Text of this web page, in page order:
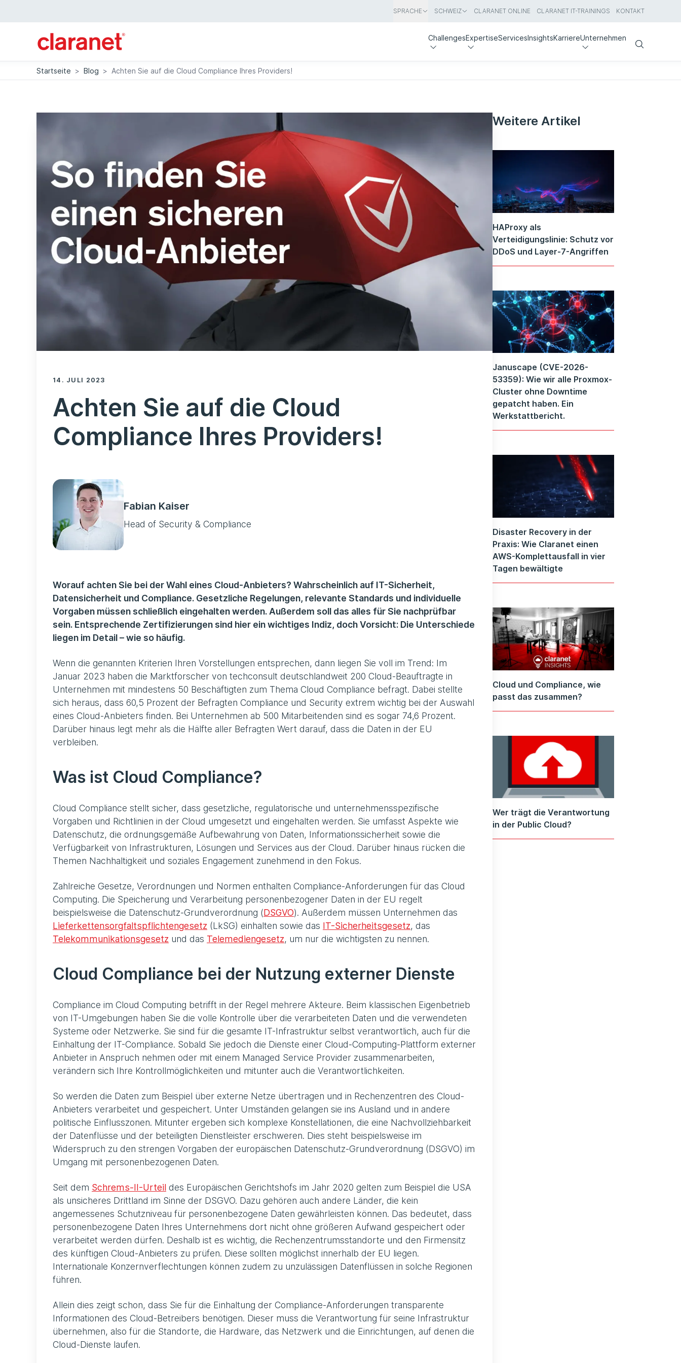
SPRACHE SCHWEIZ CLARANET ONLINE CLARANET IT-TRAININGS KONTAKT
ChallengesExpertiseServicesInsightsKarriereUnternehmen
Search
Startseite > Blog > Achten Sie auf die Cloud Compliance Ihres Providers!
14. JULI 2023
Achten Sie auf die Cloud
Compliance Ihres Providers!
Fabian Kaiser
Head of Security & Compliance
Worauf achten Sie bei der Wahl eines Cloud-Anbieters? Wahrscheinlich auf IT-Sicherheit,
Datensicherheit und Compliance. Gesetzliche Regelungen, relevante Standards und individuelle
Vorgaben müssen schließlich eingehalten werden. Außerdem soll das alles für Sie nachprüfbar
sein. Entsprechende Zertifizierungen sind hier ein wichtiges Indiz, doch Vorsicht: Die Unterschiede
liegen im Detail – wie so häufig.
Wenn die genannten Kriterien Ihren Vorstellungen entsprechen, dann liegen Sie voll im Trend: Im
Januar 2023 haben die Marktforscher von techconsult deutschlandweit 200 Cloud-Beauftragte in
Unternehmen mit mindestens 50 Beschäftigten zum Thema Cloud Compliance befragt. Dabei stellte
sich heraus, dass 60,5 Prozent der Befragten Compliance und Security extrem wichtig bei der Auswahl
eines Cloud-Anbieters finden. Bei Unternehmen ab 500 Mitarbeitenden sind es sogar 74,6 Prozent.
Darüber hinaus legt mehr als die Hälfte aller Befragten Wert darauf, dass die Daten in der EU
verbleiben.
Was ist Cloud Compliance?
Cloud Compliance stellt sicher, dass gesetzliche, regulatorische und unternehmensspezifische
Vorgaben und Richtlinien in der Cloud umgesetzt und eingehalten werden. Sie umfasst Aspekte wie
Datenschutz, die ordnungsgemäße Aufbewahrung von Daten, Informationssicherheit sowie die
Verfügbarkeit von Infrastrukturen, Lösungen und Services aus der Cloud. Darüber hinaus rücken die
Themen Nachhaltigkeit und soziales Engagement zunehmend in den Fokus.
Zahlreiche Gesetze, Verordnungen und Normen enthalten Compliance-Anforderungen für das Cloud
Computing. Die Speicherung und Verarbeitung personenbezogener Daten in der EU regelt
beispielsweise die Datenschutz-Grundverordnung (DSGVO). Außerdem müssen Unternehmen das
Lieferkettensorgfaltspflichtengesetz (LkSG) einhalten sowie das IT-Sicherheitsgesetz, das
Telekommunikationsgesetz und das Telemediengesetz, um nur die wichtigsten zu nennen.
Cloud Compliance bei der Nutzung externer Dienste
Compliance im Cloud Computing betrifft in der Regel mehrere Akteure. Beim klassischen Eigenbetrieb
von IT-Umgebungen haben Sie die volle Kontrolle über die verarbeiteten Daten und die verwendeten
Systeme oder Netzwerke. Sie sind für die gesamte IT-Infrastruktur selbst verantwortlich, auch für die
Einhaltung der IT-Compliance. Sobald Sie jedoch die Dienste einer Cloud-Computing-Plattform externer
Anbieter in Anspruch nehmen oder mit einem Managed Service Provider zusammenarbeiten,
verändern sich Ihre Kontrollmöglichkeiten und mitunter auch die Verantwortlichkeiten.
So werden die Daten zum Beispiel über externe Netze übertragen und in Rechenzentren des Cloud-
Anbieters verarbeitet und gespeichert. Unter Umständen gelangen sie ins Ausland und in andere
politische Einflusszonen. Mitunter ergeben sich komplexe Konstellationen, die eine Nachvollziehbarkeit
der Datenflüsse und der beteiligten Dienstleister erschweren. Dies steht beispielsweise im
Widerspruch zu den strengen Vorgaben der europäischen Datenschutz-Grundverordnung (DSGVO) im
Umgang mit personenbezogenen Daten.
Seit dem Schrems-II-Urteil des Europäischen Gerichtshofs im Jahr 2020 gelten zum Beispiel die USA
als unsicheres Drittland im Sinne der DSGVO. Dazu gehören auch andere Länder, die kein
angemessenes Schutzniveau für personenbezogene Daten gewährleisten können. Das bedeutet, dass
personenbezogene Daten Ihres Unternehmens dort nicht ohne größeren Aufwand gespeichert oder
verarbeitet werden dürfen. Deshalb ist es wichtig, die Rechenzentrumsstandorte und den Firmensitz
des künftigen Cloud-Anbieters zu prüfen. Diese sollten möglichst innerhalb der EU liegen.
Internationale Konzernverflechtungen können zudem zu unzulässigen Datenflüssen in solche Regionen
führen.
Allein dies zeigt schon, dass Sie für die Einhaltung der Compliance-Anforderungen transparente
Informationen des Cloud-Betreibers benötigen. Dieser muss die Verantwortung für seine Infrastruktur
übernehmen, also für die Standorte, die Hardware, das Netzwerk und die Einrichtungen, auf denen die
Cloud-Dienste laufen.
Weitere Artikel
HAProxy als
Verteidigungslinie: Schutz vor
DDoS und Layer-7-Angriffen
Januscape (CVE-2026-
53359): Wie wir alle Proxmox-
Cluster ohne Downtime
gepatcht haben. Ein
Werkstattbericht.
Disaster Recovery in der
Praxis: Wie Claranet einen
AWS-Komplettausfall in vier
Tagen bewältigte
Cloud und Compliance, wie
passt das zusammen?
Wer trägt die Verantwortung
in der Public Cloud?